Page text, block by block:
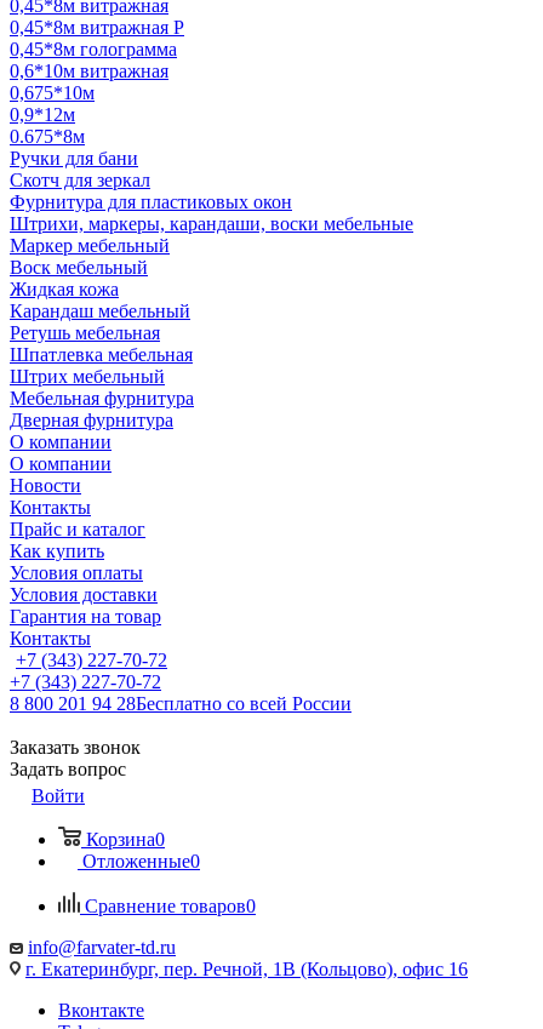
0,45*8м витражная
0,45*8м витражная Р
0,45*8м голограмма
0,6*10м витражная
0,675*10м
0,9*12м
0.675*8м
Ручки для бани
Скотч для зеркал
Фурнитура для пластиковых окон
Штрихи, маркеры, карандаши, воски мебельные
Маркер мебельный
Воск мебельный
Жидкая кожа
Карандаш мебельный
Ретушь мебельная
Шпатлевка мебельная
Штрих мебельный
Мебельная фурнитура
Дверная фурнитура
О компании
О компании
Новости
Контакты
Прайс и каталог
Как купить
Условия оплаты
Условия доставки
Гарантия на товар
Контакты
+7 (343) 227-70-72
+7 (343) 227-70-72
8 800 201 94 28Бесплатно со всей России
Заказать звонок
Задать вопрос
Войти
Корзина0
Отложенные0
Сравнение товаров0
info@farvater-td.ru
г. Екатеринбург, пер. Речной, 1В (Кольцово), офис 16
Вконтакте